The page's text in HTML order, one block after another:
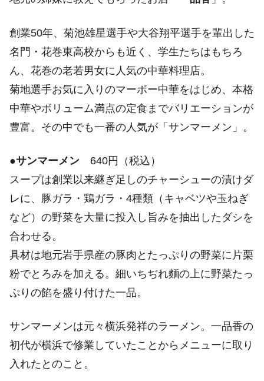
創業50年、菊池雄星選手や大谷翔平選手を輩出した
名門・花巻東高校からも近く、学生たちはもちろ
ん、花巻の老若男女に人気の中華料理店。
菊地選手お気に入りのマーボー中華をはじめ、本格
中華やボリューム満点の定食までバリエーションが
豊富。その中でも一番の人気が「サンマーメン」。
●サンマーメン 640円（税込）
スープは創業以来継ぎ足しのチャーシューの漬けダ
レに、豚ガラ・鶏ガラ・4種類（キャベツや玉ねぎ
など）の野菜を大量に投入し旨みを抽出したダシを
合わせる。
具材は地元岩手県産の豚肉とたっぷりの野菜に片栗
粉でとろみを加える。細いちぢれ麵の上に野菜たっ
ぷりの餡を盛り付けた一品。
サンマーメンは元々横浜発祥のラーメン。一品香の
初代が横浜で修業していたことからメニューに取り
入れたとのこと。